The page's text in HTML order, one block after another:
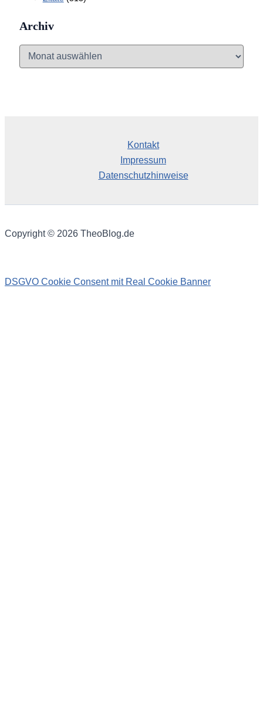
Archiv
Kontakt
Impressum
Datenschutzhinweise
Copyright © 2026 TheoBlog.de
DSGVO Cookie Consent mit Real Cookie Banner